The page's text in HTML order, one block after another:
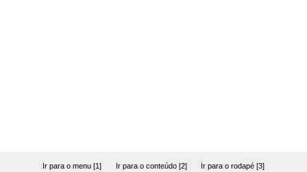
PORTARIAS RPPS 2023
Ir para o menu [1] Ir para o conteúdo [2] Ir para o rodapé [3]